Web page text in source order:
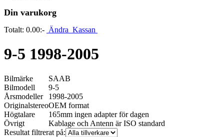
Din varukorg
Totalt: 0.00:- Ändra Kassan
9-5 1998-2005
Bilmärke
SAAB
Bilmodell
9-5
Årsmodeller
1998-2005
OriginalstereoOEM format
Högtalare
165mm ingen adapter för dagen
Övrigt
Kablage och Antenn är ISO standard
Resultat filtrerat på: